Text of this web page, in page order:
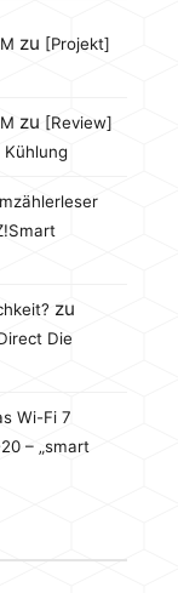
zu [Projekt]
zu [Review]
zu
Die
Wi-Fi 7
– „smart